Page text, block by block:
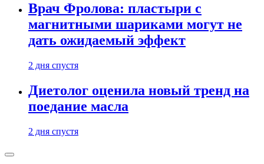
Врач Фролова: пластыри с
магнитными шариками могут не
дать ожидаемый эффект
2 дня спустя
Диетолог оценила новый тренд на
поедание масла
2 дня спустя